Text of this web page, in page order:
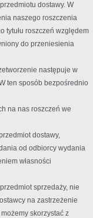
dostawy. W
naszego roszczenia
tytułu roszczeń względem
do przeniesienia
następuje w
ten sposób bezpośrednio
na nas roszczeń we
dostawy,
od odbiorcy wydania
własności
sprzedaży, nie
na zastrzeżenie
skorzystać z